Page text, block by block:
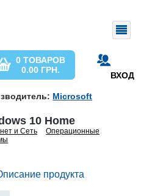
ВХОД
0 ТОВАРОВ
0.00 ГРН.
Microsoft
10 Home
и Сеть
Операционные
продукта